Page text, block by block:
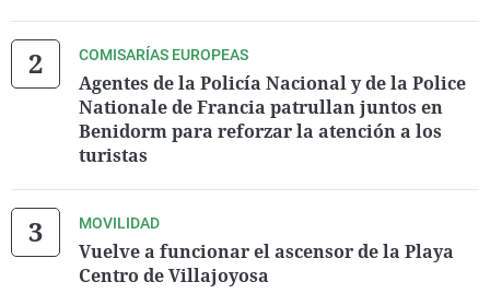
COMISARÍAS EUROPEAS
Agentes de la Policía Nacional y de la Police
Nationale de Francia patrullan juntos en
Benidorm para reforzar la atención a los
turistas
MOVILIDAD
Vuelve a funcionar el ascensor de la Playa
Centro de Villajoyosa